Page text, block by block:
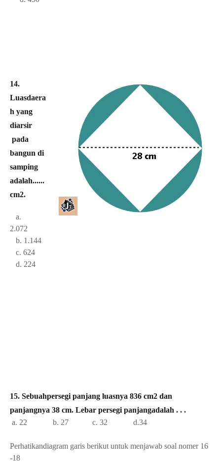
14.
Luasdaera
h yang
diarsir
pada
bangun di
samping
adalah......
cm2.
a.
2.072
b. 1.144
c. 624
d. 224
15. Sebuahpersegi panjang luasnya 836 cm2 dan
panjangnya 38 cm. Lebar persegi panjangadalah . . .
a. 22 b. 27 c. 32 d.34
Perhatikandiagram garis berikut untuk menjawab soal nomer 16
-18